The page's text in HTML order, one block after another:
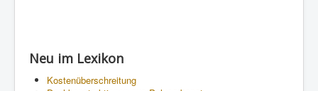
Neu im Lexikon
Kostenüberschreitung